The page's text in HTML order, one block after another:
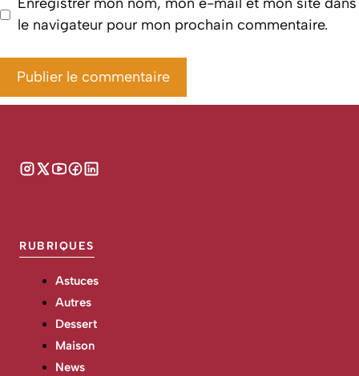
le navigateur pour mon prochain commentaire.
RUBRIQUES
Astuces
Autres
Dessert
Maison
News